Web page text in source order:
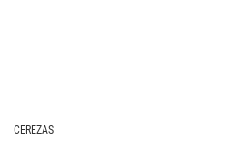
CEREZAS